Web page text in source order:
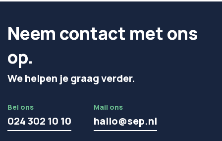
Neem contact met ons
op.
We helpen je graag verder.
Bel ons
024 302 10 10
Mail ons
hallo@sep.nl